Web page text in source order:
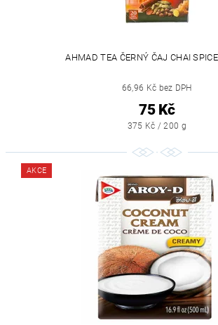
AHMAD TEA ČERNÝ ČAJ CHAI
66,96 Kč bez DPH
75 Kč
375 Kč / 200 g
AKCE